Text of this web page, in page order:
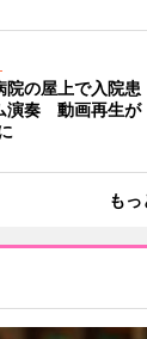
院の屋上で入院患
演奏 動画再生が
もっ